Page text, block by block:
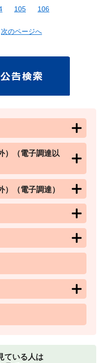
105 106
次のページへ
）（電子調達以
）（電子調達）
ている人は